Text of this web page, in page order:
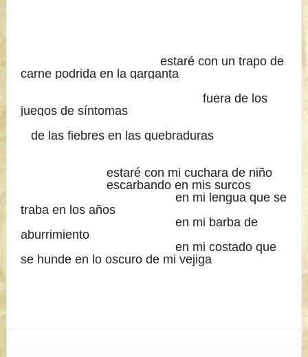
estaré con un trapo de
carne podrida en la garganta
fuera de los
juegos de síntomas
de las fiebres en las quebraduras
estaré con mi cuchara de niño
escarbando en mis surcos
en mi lengua que se
traba en los años
en mi barba de
aburrimiento
en mi costado que
se hunde en lo oscuro de mi vejiga